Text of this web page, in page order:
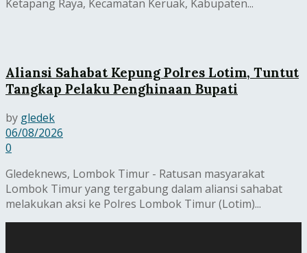
Ketapang Raya, Kecamatan Keruak, Kabupaten...
Aliansi Sahabat Kepung Polres Lotim, Tuntut
Tangkap Pelaku Penghinaan Bupati
by gledek
06/08/2026
0
Gledeknews, Lombok Timur - Ratusan masyarakat
Lombok Timur yang tergabung dalam aliansi sahabat
melakukan aksi ke Polres Lombok Timur (Lotim)...